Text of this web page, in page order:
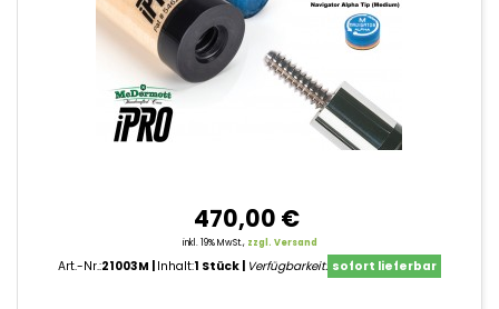
470,00 €
inkl. 19% MwSt., zzgl. Versand
Art.-Nr.:21003M Inhalt:1 Stück Verfügbarkeit: sofort lieferbar